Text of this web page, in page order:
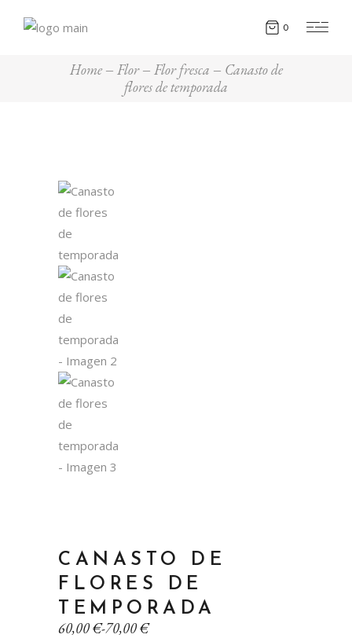
0
Home Flor Flor fresca
Canasto de
flores de temporada
CANASTO DE
FLORES DE
TEMPORADA
60,00€-70,00€
Rango